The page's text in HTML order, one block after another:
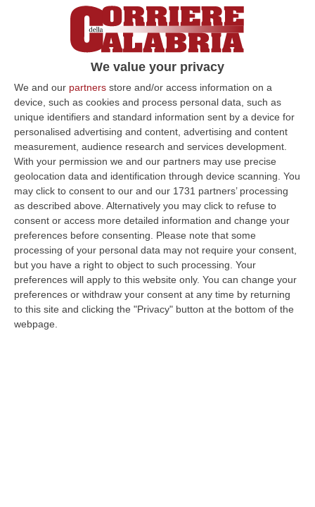
We value your privacy
We and our partners store and/or access information on a
device, such as cookies and process personal data, such as
unique identifiers and standard information sent by a device for
personalised advertising and content, advertising and content
measurement, audience research and services development.
With your permission we and our partners may use precise
geolocation data and identification through device scanning. You
may click to consent to our and our 1731 partners’ processing
as described above. Alternatively you may click to refuse to
consent or access more detailed information and change your
preferences before consenting. Please note that some
processing of your personal data may not require your consent,
but you have a right to object to such processing. Your
preferences will apply to this website only. You can change your
preferences or withdraw your consent at any time by returning
to this site and clicking the "Privacy" button at the bottom of the
webpage.
«I danni al territorio sono il risultato di
anni di leggerezze e violenze a danno
della natura»
La nota del segretario di Fai-Cisl Calabria,
Michele Sapia: «Serve una concezione della
gestione degli spazi verdi non arcaica e
medievale, ma di pre…
Pubblicato il: 27/01/21 – 16:43